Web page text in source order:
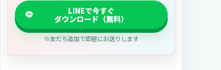
※友だち追加で即座にお送りします